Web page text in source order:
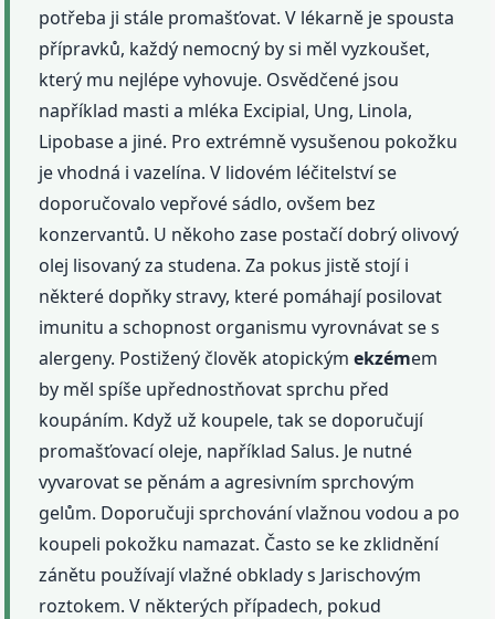
potřeba ji stále promašťovat. V lékarně je spousta
přípravků, každý nemocný by si měl vyzkoušet,
který mu nejlépe vyhovuje. Osvědčené jsou
například masti a mléka Excipial, Ung, Linola,
Lipobase a jiné. Pro extrémně vysušenou pokožku
je vhodná i vazelína. V lidovém léčitelství se
doporučovalo vepřové sádlo, ovšem bez
konzervantů. U někoho zase postačí dobrý olivový
olej lisovaný za studena. Za pokus jistě stojí i
některé dopňky stravy, které pomáhají posilovat
imunitu a schopnost organismu vyrovnávat se s
alergeny. Postižený člověk atopickýmekzémem
by měl spíše upřednostňovat sprchu před
koupáním. Když už koupele, tak se doporučují
promašťovací oleje, například Salus. Je nutné
vyvarovat se pěnám a agresivním sprchovým
gelům. Doporučuji sprchování vlažnou vodou a po
koupeli pokožku namazat. Často se ke zklidnění
zánětu používají vlažné obklady s Jarischovým
roztokem. V některých případech, pokud